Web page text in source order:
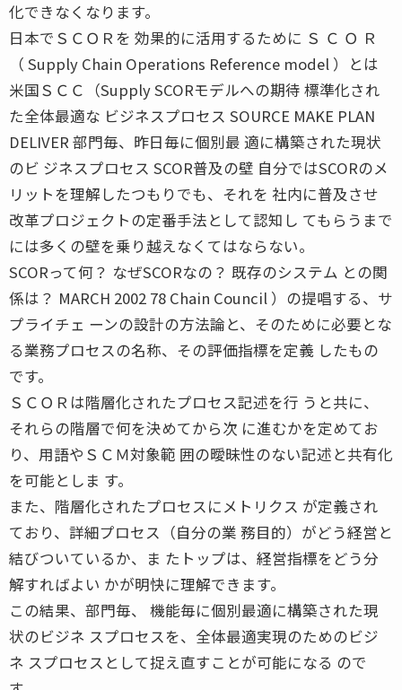
化できなくなります。
日本でＳＣＯＲを 効果的に活用するために Ｓ Ｃ Ｏ Ｒ
（ Supply Chain Operations Reference model ）とは
米国ＳＣＣ（Supply SCORモデルへの期待 標準化され
た全体最適な ビジネスプロセス SOURCE MAKE PLAN
DELIVER 部門毎、昨日毎に個別最 適に構築された現状
のビ ジネスプロセス SCOR普及の壁 自分ではSCORのメ
リットを理解したつもりでも、それを 社内に普及させ
改革プロジェクトの定番手法として認知し てもらうまで
には多くの壁を乗り越えなくてはならない。
SCORって何？ なぜSCORなの？ 既存のシステム との関
係は？ MARCH 2002 78 Chain Council ）の提唱する、サ
プライチェ ーンの設計の方法論と、そのために必要とな
る業務プロセスの名称、その評価指標を定義 したもの
です。
ＳＣＯＲは階層化されたプロセス記述を行 うと共に、
それらの階層で何を決めてから次 に進むかを定めてお
り、用語やＳＣＭ対象範 囲の曖昧性のない記述と共有化
を可能としま す。
また、階層化されたプロセスにメトリクス が定義され
ており、詳細プロセス（自分の業 務目的）がどう経営と
結びついているか、ま たトップは、経営指標をどう分
解すればよい かが明快に理解できます。
この結果、部門毎、 機能毎に個別最適に構築された現
状のビジネ スプロセスを、全体最適実現のためのビジ
ネ スプロセスとして捉え直すことが可能になる ので